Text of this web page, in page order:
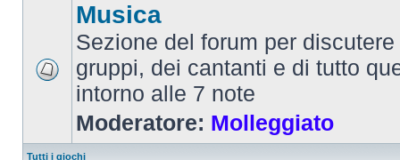
Musica
Sezione del forum per
gruppi, dei cantanti e di tutto
intorno alle 7 note
Moderatore: Molleggiato
Tutti i giochi